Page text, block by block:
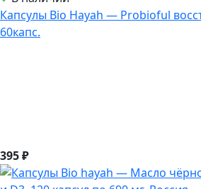
Капсулы Bio Hayah — Probioful
60капс.
395 ₽